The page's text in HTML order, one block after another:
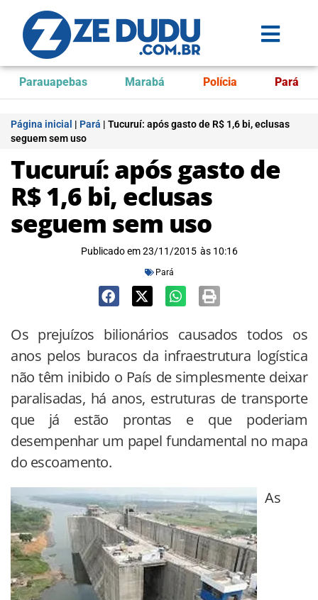
Parauapebas Marabá Polícia Pará
Página inicial | Pará | Tucuruí: após gasto de R$ 1,6 bi, eclusas
seguem sem uso
Tucuruí: após gasto de
R$ 1,6 bi, eclusas
seguem sem uso
Publicado em 23/11/2015 às 10:16
Pará
Os prejuízos bilionários causados todos os
anos pelos buracos da infraestrutura logística
não têm inibido o País de simplesmente deixar
paralisadas, há anos, estruturas de transporte
que já estão prontas e que poderiam
desempenhar um papel fundamental no mapa
do escoamento.
As